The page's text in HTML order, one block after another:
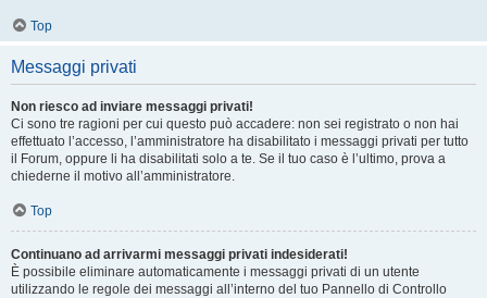
Top
Messaggi privati
Non riesco ad inviare messaggi privati!
Ci sono tre ragioni per cui questo può accadere: non sei registrato o non hai
effettuato l’accesso, l’amministratore ha disabilitato i messaggi privati per tutto
il Forum, oppure li ha disabilitati solo a te. Se il tuo caso è l’ultimo, prova a
chiederne il motivo all’amministratore.
Top
Continuano ad arrivarmi messaggi privati indesiderati!
È possibile eliminare automaticamente i messaggi privati ​​di un utente
utilizzando le regole dei messaggi all’interno del tuo Pannello di Controllo